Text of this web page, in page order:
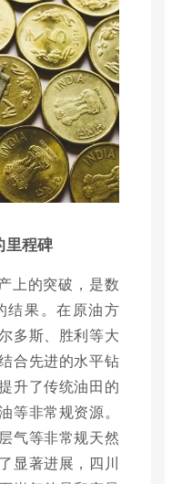
里程碑
上的突破，是数
结果。在原油方
多斯、胜利等大
合先进的水平钻
升了传统油田的
等非常规资源。
气等非常规天然
显著进展，四川